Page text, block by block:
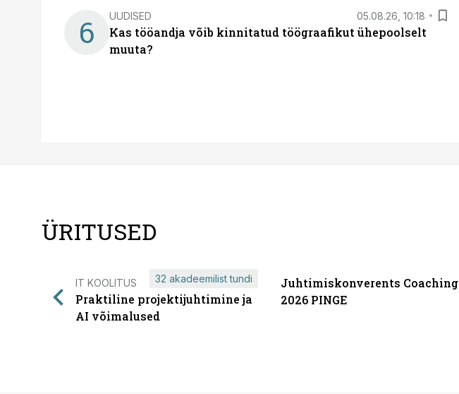
6 UUDISED 05.08.26, 10:18
Kas tööandja võib kinnitatud töögraafikut ühepoolselt
muuta?
ÜRITUSED
IT KOOLITUS
Praktiline projektijuhtimine ja
AI võimalused
32 akadeemilist tundi
Juhtimiskonverents Coaching
2026 PINGE